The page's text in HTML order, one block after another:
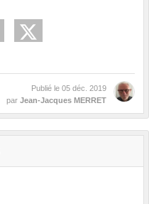
Publié le 05 déc. 2019
par Jean-Jacques MERRET